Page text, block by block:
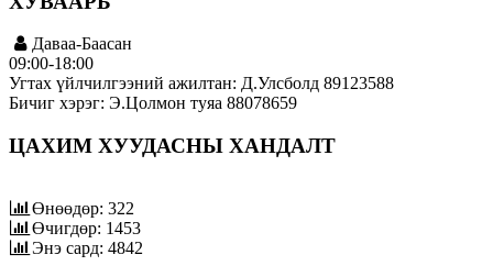
Даваа-Баасан
09:00-18:00
Угтах үйлчилгээний ажилтан: Д.Улсболд 89123588
Бичиг хэрэг: Э.Цолмон туяа 88078659
ЦАХИМ ХУУДАСНЫ ХАНДАЛТ
Өнөөдөр: 322
Өчигдөр: 1453
Энэ сард: 4842